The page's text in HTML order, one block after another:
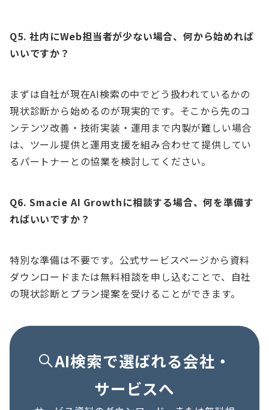
Q5. 社内にWeb担当者が少ない場合、何から始めれば
いいですか？
まずは自社が現在AI検索の中でどう扱われているかの
現状診断から始めるのが現実的です。そこから先のコ
ンテンツ改善・技術実装・運用まで内製が難しい場合
は、ツール提供と運用支援を組み合わせて提供してい
るパートナーとの協業を検討してください。
Q6. Smacie AI Growthに相談する場合、何を準備す
ればいいですか？
特別な準備は不要です。公式サービスページから資料
ダウンロードまたは無料相談を申し込むことで、自社
の現状診断とプラン提案を受けることができます。
AI検索で選ばれる会社・
サービスへ